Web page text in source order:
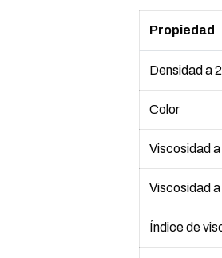
Propiedad
Densidad a
Color
Viscosidad a
Viscosidad a
Índice de